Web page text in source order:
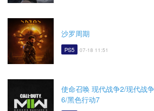
沙罗周期
PS5 07-18 11:51
使命召唤 现代战争2/现代战
6/黑色行动7